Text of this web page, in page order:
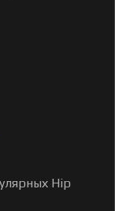
Hip